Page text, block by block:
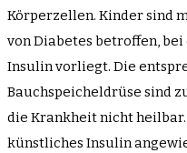
Körperzellen. Kinder sind
von Diabetes betroffen,
Insulin vorliegt. Die
Bauchspeicheldrüse sind
die Krankheit nicht
künstliches Insulin